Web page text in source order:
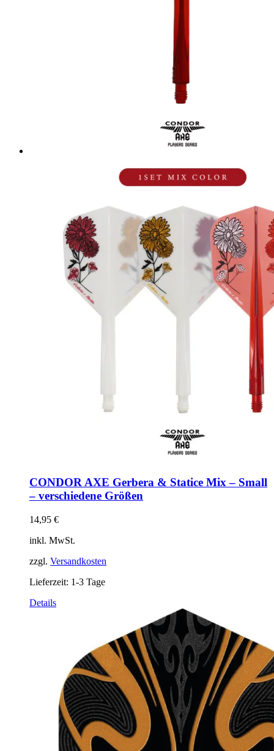
CONDOR AXE Gerbera & Statice Mix – Small
– verschiedene Größen
14,95 €
inkl. MwSt.
zzgl. Versandkosten
Lieferzeit: 1-3 Tage
Dieses
Optionen
Produktseite
gewählt
Details